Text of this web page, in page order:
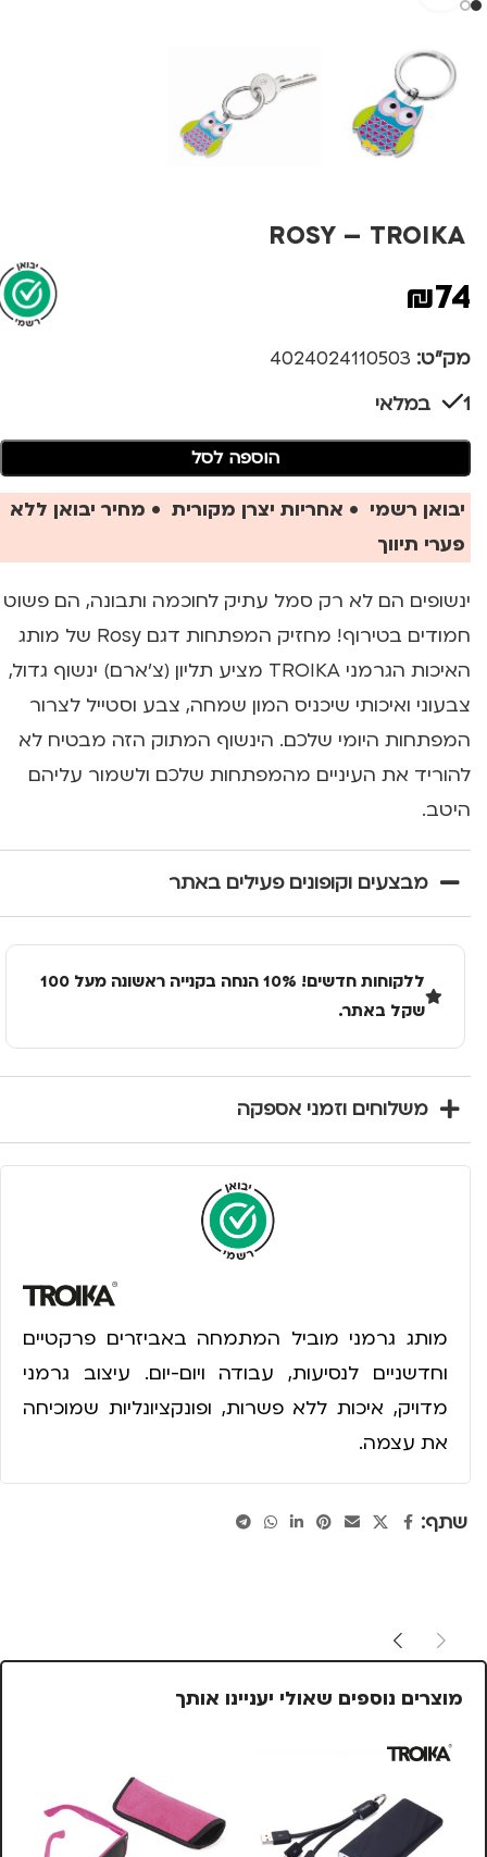
ROSY – TROIKA
₪74
מק"ט: 4024024110503
1 במלאי
הוספה לסל
יבואן רשמי • אחריות יצרן מקורית • מחיר יבואן ללא
פערי תיווך
ינשופים הם לא רק סמל עתיק לחוכמה ותבונה, הם פשוט
חמודים בטירוף! מחזיק המפתחות דגם Rosy של מותג
האיכות הגרמני TROIKA מציע תליון (צ'ארם) ינשוף גדול,
צבעוני ואיכותי שיכניס המון שמחה, צבע וסטייל לצרור
המפתחות היומי שלכם. הינשוף המתוק הזה מבטיח לא
להוריד את העיניים מהמפתחות שלכם ולשמור עליהם
היטב.
מבצעים וקופונים פעילים באתר
ללקוחות חדשים! 10% הנחה בקנייה ראשונה מעל 100
שקל באתר.
משלוחים וזמני אספקה
מותג גרמני מוביל המתמחה באביזרים פרקטיים
וחדשניים לנסיעות, עבודה ויום-יום. עיצוב גרמני
מדויק, איכות ללא פשרות, ופונקציונליות שמוכיחה
את עצמה.
שתף:
מוצרים נוספים שאולי יעניינו אותך